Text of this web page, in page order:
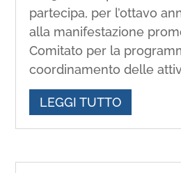
partecipa, per l’ottavo
alla manifestazione
Comitato per la
coordinamento delle
LEGGI TUTTO